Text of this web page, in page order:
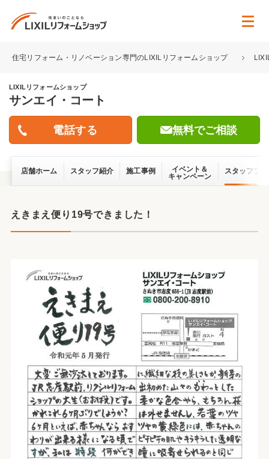
住宅リフォーム・リノベーション専門のLIXILリフォームショップ
LIXILリフォームショップ
サンエイ・コート
無料でご相談
店舗ホーム スタッフ紹介 施工事例
イベント＆
キャンペーン
スタッフブ
えきまえ便り19号できました！